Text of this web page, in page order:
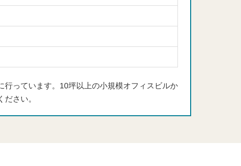
っています。10坪以上の小規模オフィスビルか
さい。